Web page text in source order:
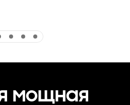
мощная